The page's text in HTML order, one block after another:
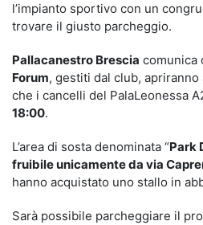
l’impianto sportivo con un
trovare il giusto parcheggio.
Pallacanestro Brescia comunica
Forum, gestiti dal club, apriranno
che i cancelli del PalaLeonessa
18:00.
L’area di sosta denominata “Park
fruibile unicamente da via
hanno acquistato uno stallo in
Sarà possibile parcheggiare il